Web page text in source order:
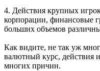
4. Действия крупных
корпорации, финансовые
больших объемов
Как видите, не так уж
валютный курс, действия
многих причин.